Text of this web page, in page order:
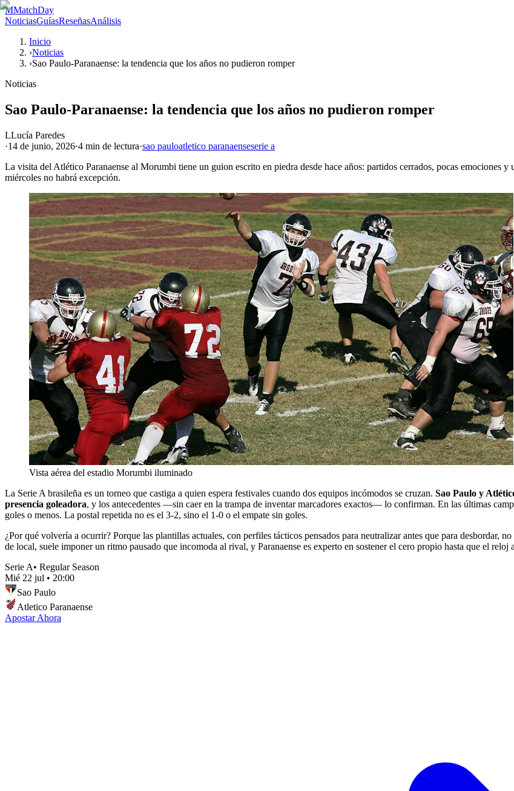
MMatchDay
NoticiasGuíasReseñasAnálisis
Inicio
›Noticias
›Sao Paulo-Paranaense: la tendencia que los años no pudieron romper
Noticias
Sao Paulo-Paranaense: la tendencia que los años no pudieron romper
LLucía Paredes
·14 de junio, 2026·4 min de lectura·sao pauloatletico paranaenseserie a
La visita del Atlético Paranaense al Morumbi tiene un guion escrito en piedra desde hace años: partidos cerrados, pocas emociones
miércoles no habrá excepción.
Vista aérea del estadio Morumbi iluminado
La Serie A brasileña es un torneo que castiga a quien espera festivales cuando dos equipos incómodos se cruzan. Sao Paulo y
presencia goleadora, y los antecedentes —sin caer en la trampa de inventar marcadores exactos— lo confirman. En las últimas
goles o menos. La postal repetida no es el 3-2, sino el 1-0 o el empate sin goles.
¿Por qué volvería a ocurrir? Porque las plantillas actuales, con perfiles tácticos pensados para neutralizar antes que para desbordar,
de local, suele imponer un ritmo pausado que incomoda al rival, y Paranaense es experto en sostener el cero propio hasta que el reloj
Serie A• Regular Season
Mié 22 jul • 20:00
Sao Paulo
Atletico Paranaense
Apostar Ahora